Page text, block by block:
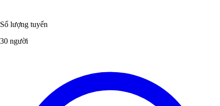
Số lượng tuyển
30 người